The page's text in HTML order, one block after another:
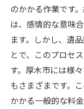
のかかる作業です
は、感情的な意味
ます。しかし、遺
とで、このプロセ
す。厚木市には様
もさまざまです。
かかる一般的な料